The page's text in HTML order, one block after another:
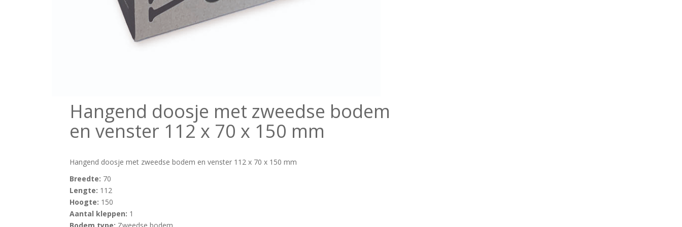
Hangend doosje met zweedse bodem
en venster 112 x 70 x 150 mm
Hangend doosje met zweedse bodem en venster 112 x 70 x 150 mm
Breedte: 70
Lengte: 112
Hoogte: 150
Aantal kleppen: 1